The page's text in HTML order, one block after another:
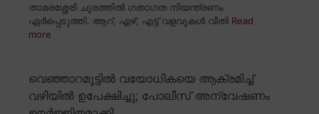
താമരശ്ശേരി ചുരത്തിൽ ഗതാഗത നിയന്ത്രണം
ഏർപ്പെടുത്തി. ആറ്, ഏഴ്, എട്ട് വളവുകൾ വീതി Read
more
വെഞ്ഞാറമൂട്ടിൽ വയോധികയെ ആക്രമിച്ച്
വഴിയിൽ ഉപേക്ഷിച്ചു; പോലീസ് അന്വേഷണം